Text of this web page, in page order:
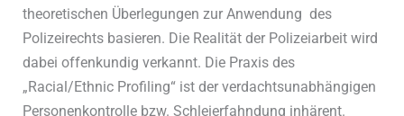
theoretischen Überlegungen zur Anwendung des
Polizeirechts basieren. Die Realität der Polizeiarbeit wird
dabei offenkundig verkannt. Die Praxis des
„Racial/Ethnic Profiling“ ist der verdachtsunabhängigen
Personenkontrolle bzw. Schleierfahndung inhärent.